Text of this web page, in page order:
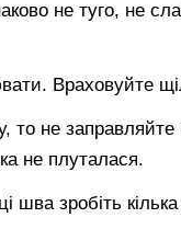
не туго, не
Враховуйте
не заправляйте
не плуталася.
шва зробіть кілька